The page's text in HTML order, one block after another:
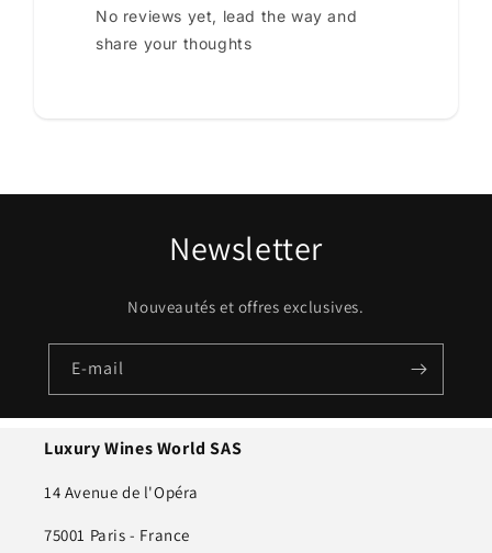
No reviews yet, lead the way and
share your thoughts
Newsletter
Nouveautés et offres exclusives.
E-mail
Luxury Wines World SAS
14 Avenue de l'Opéra
75001 Paris - France